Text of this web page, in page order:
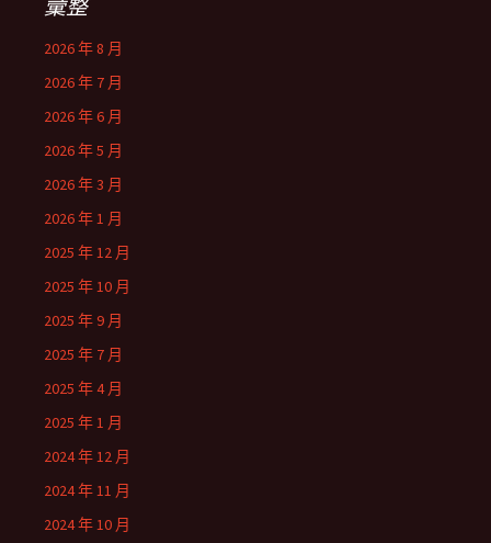
彙整
2026 年 8 月
2026 年 7 月
2026 年 6 月
2026 年 5 月
2026 年 3 月
2026 年 1 月
2025 年 12 月
2025 年 10 月
2025 年 9 月
2025 年 7 月
2025 年 4 月
2025 年 1 月
2024 年 12 月
2024 年 11 月
2024 年 10 月